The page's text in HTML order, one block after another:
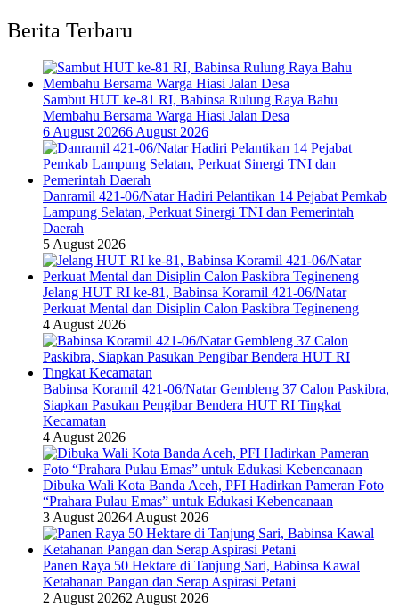
Berita Terbaru
Sambut HUT ke-81 RI, Babinsa Rulung Raya Bahu
Membahu Bersama Warga Hiasi Jalan Desa
6 August 20266 August 2026
Danramil 421-06/Natar Hadiri Pelantikan 14 Pejabat Pemkab
Lampung Selatan, Perkuat Sinergi TNI dan Pemerintah
Daerah
5 August 2026
Jelang HUT RI ke-81, Babinsa Koramil 421-06/Natar
Perkuat Mental dan Disiplin Calon Paskibra Tegineneng
4 August 2026
Babinsa Koramil 421-06/Natar Gembleng 37 Calon Paskibra,
Siapkan Pasukan Pengibar Bendera HUT RI Tingkat
Kecamatan
4 August 2026
Dibuka Wali Kota Banda Aceh, PFI Hadirkan Pameran Foto
“Prahara Pulau Emas” untuk Edukasi Kebencanaan
3 August 20264 August 2026
Panen Raya 50 Hektare di Tanjung Sari, Babinsa Kawal
Ketahanan Pangan dan Serap Aspirasi Petani
2 August 20262 August 2026